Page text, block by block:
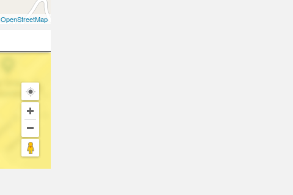
OpenStreetMap